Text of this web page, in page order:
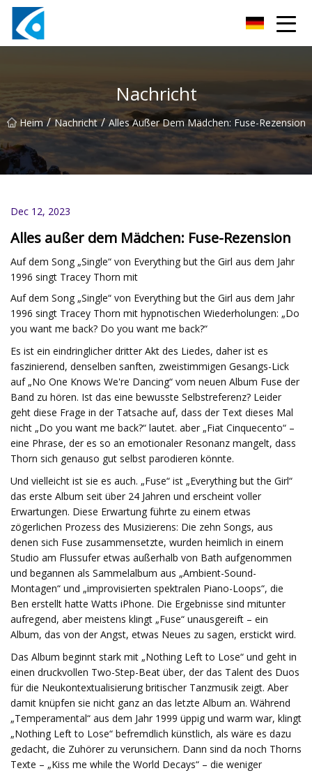
Nachricht
Heim / Nachricht / Alles Außer Dem Mädchen: Fuse-Rezension
Dec 12, 2023
Alles außer dem Mädchen: Fuse-Rezension
Auf dem Song „Single“ von Everything but the Girl aus dem Jahr
1996 singt Tracey Thorn mit
Auf dem Song „Single“ von Everything but the Girl aus dem Jahr
1996 singt Tracey Thorn mit hypnotischen Wiederholungen: „Do
you want me back? Do you want me back?“
Es ist ein eindringlicher dritter Akt des Liedes, daher ist es
faszinierend, denselben sanften, zweistimmigen Gesangs-Lick
auf „No One Knows We're Dancing“ vom neuen Album Fuse der
Band zu hören. Ist das eine bewusste Selbstreferenz? Leider
geht diese Frage in der Tatsache auf, dass der Text dieses Mal
nicht „Do you want me back?“ lautet. aber „Fiat Cinquecento“ –
eine Phrase, der es so an emotionaler Resonanz mangelt, dass
Thorn sich genauso gut selbst parodieren könnte.
Und vielleicht ist sie es auch. „Fuse“ ist „Everything but the Girl“
das erste Album seit über 24 Jahren und erscheint voller
Erwartungen. Diese Erwartung führte zu einem etwas
zögerlichen Prozess des Musizierens: Die zehn Songs, aus
denen sich Fuse zusammensetzte, wurden heimlich in einem
Studio am Flussufer etwas außerhalb von Bath aufgenommen
und begannen als Sammelalbum aus „Ambient-Sound-
Montagen“ und „improvisierten spektralen Piano-Loops“, die
Ben erstellt hatte Watts iPhone. Die Ergebnisse sind mitunter
aufregend, aber meistens klingt „Fuse“ unausgereift – ein
Album, das von der Angst, etwas Neues zu sagen, erstickt wird.
Das Album beginnt stark mit „Nothing Left to Lose“ und geht in
einen druckvollen Two-Step-Beat über, der das Talent des Duos
für die Neukontextualisierung britischer Tanzmusik zeigt. Aber
damit knüpfen sie nicht ganz an das letzte Album an. Während
„Temperamental“ aus dem Jahr 1999 üppig und warm war, klingt
„Nothing Left to Lose“ befremdlich künstlich, als wäre es dazu
gedacht, die Zuhörer zu verunsichern. Dann sind da noch Thorns
Texte – „Kiss me while the World Decays“ – die weniger